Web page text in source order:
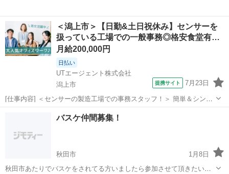
＜潟上市＞【日勤&土日祝休み】センサーを
扱っている工場での一般事務◎格安食堂有…
月給200,000円
日払い
UTエージェント株式会社
潟上市
提携サイト 7月23日
[仕事内容] ＜センサーの製造工場での事務スタッフ！＞ 簡単＆シンプ
ル作業！難しい対応等はありません！ お仕事もすぐに覚えて頂けます
工場
バスケ仲間募集！
秋田市
1月8日
秋田市あたりでバスケをされてる方いましたら参加させて頂きたいで